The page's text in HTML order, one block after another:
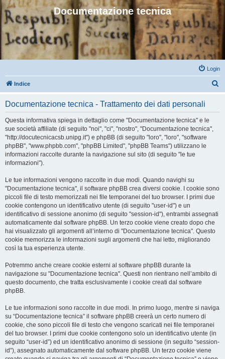
Documentazione tecnica
Login
Indice
Documentazione tecnica - Trattamento dei dati personali
Questa informativa spiega in dettaglio come "Documentazione tecnica" e le
sue società affiliate (di seguito "noi", "ci", "nostro", "Documentazione tecnica",
"http://docutecnicacsb.unipg.it") e phpBB (di seguito "loro", "loro", "software
phpBB", "www.phpbb.com", "phpBB Limited", "phpBB Teams") utilizzano le
informazioni raccolte durante la navigazione sul sito (di seguito "le tue
informazioni").
Le tue informazioni vengono raccolte in due modi. Quando navighi su
"Documentazione tecnica", il software phpBB crea diversi cookie. I cookie sono
piccoli file di testo memorizzati nei file temporanei del tuo browser. I primi due
cookie contengono un identificativo utente (di seguito "user-id") e un
identificativo di sessione anonimo (di seguito "session-id"), entrambi assegnati
automaticamente dal software phpBB. Un terzo cookie viene creato dopo che
hai visualizzato gli argomenti all’interno di "Documentazione tecnica". Questo
cookie memorizza le informazioni sugli argomenti che hai letto, migliorando
così la tua esperienza utente.
Potremmo anche creare cookie esterni al software phpBB durante la
navigazione su "Documentazione tecnica". Questi non rientrano nell’ambito di
questo documento, che tratta esclusivamente i cookie creati dal software
phpBB.
Le tue informazioni sono raccolte in due modi. In primo luogo, mentre si naviga
su “Documentazione tecnica” il software phpBB creerà un certo numero di
cookie, che sono piccoli file di testo che vengono scaricati nei file temporanei
del tuo browser. I primi due cookie contengono solo un identificativo utente (in
seguito “user-id”) ed un identificativo anonimo di sessione (in seguito “session-
id”), assegnato automaticamente dal software phpBB. Un terzo cookie viene